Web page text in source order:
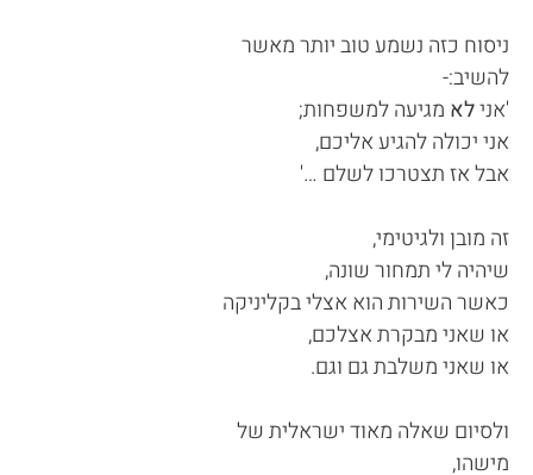
ניסוח כזה נשמע טוב יותר מאשר
להשיב:-
'אנילא מגיעה למשפחות;
אני יכולה להגיע אליכם,
אבל אז תצטרכו לשלם …'
זה מובן ולגיטימי,
שיהיה לי תמחור שונה,
כאשר השירות הוא אצלי בקליניקה
או שאני מבקרת אצלכם,
או שאני משלבת גם וגם.
ולסיום שאלה מאוד ישראלית של
מישהו,